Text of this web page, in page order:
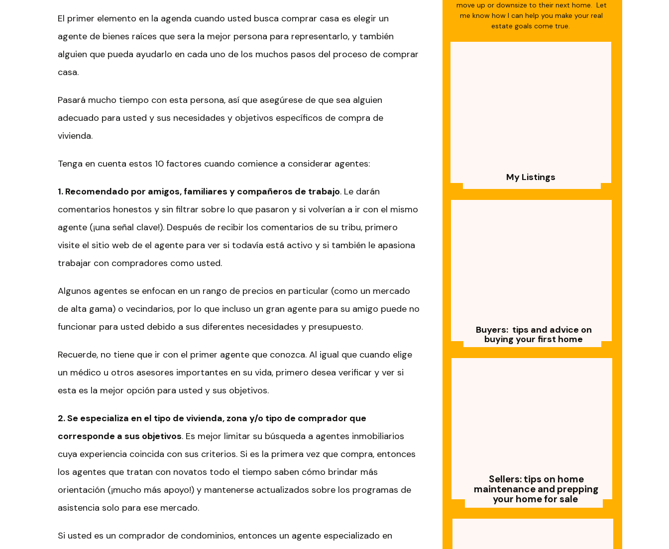
El primer elemento en la agenda cuando usted busca comprar casa es elegir un
agente de bienes raíces que sera la mejor persona para representarlo, y también
alguien que pueda ayudarlo en cada uno de los muchos pasos del proceso de comprar
casa.
Pasará mucho tiempo con esta persona, así que asegúrese de que sea alguien
adecuado para usted y sus necesidades y objetivos específicos de compra de
vivienda.
Tenga en cuenta estos 10 factores cuando comience a considerar agentes:
1. Recomendado por amigos, familiares y compañeros de trabajo. Le darán
comentarios honestos y sin filtrar sobre lo que pasaron y si volverían a ir con el mismo
agente (¡una señal clave!). Después de recibir los comentarios de su tribu, primero
visite el sitio web de el agente para ver si todavía está activo y si también le apasiona
trabajar con compradores como usted.
Algunos agentes se enfocan en un rango de precios en particular (como un mercado
de alta gama) o vecindarios, por lo que incluso un gran agente para su amigo puede no
funcionar para usted debido a sus diferentes necesidades y presupuesto.
Recuerde, no tiene que ir con el primer agente que conozca. Al igual que cuando elige
un médico u otros asesores importantes en su vida, primero desea verificar y ver si
esta es la mejor opción para usted y sus objetivos.
2. Se especializa en el tipo de vivienda, zona y/o tipo de comprador que
corresponde a sus objetivos. Es mejor limitar su búsqueda a agentes inmobiliarios
cuya experiencia coincida con sus criterios. Si es la primera vez que compra, entonces
los agentes que tratan con novatos todo el tiempo saben cómo brindar más
orientación (¡mucho más apoyo!) y mantenerse actualizados sobre los programas de
asistencia solo para ese mercado.
Si usted es un comprador de condominios, entonces un agente especializado en
move up or downsize to their next home. Let
me know how I can help you make your real
estate goals come true.
Buyers: tips and advice on
buying your first home
My Listings
Sellers: tips on home
maintenance and prepping
your home for sale